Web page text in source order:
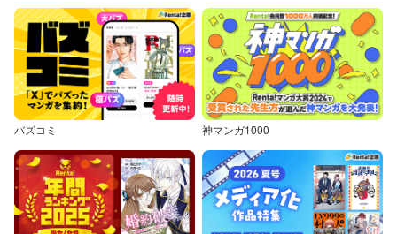
バズコミ 神マンガ1000